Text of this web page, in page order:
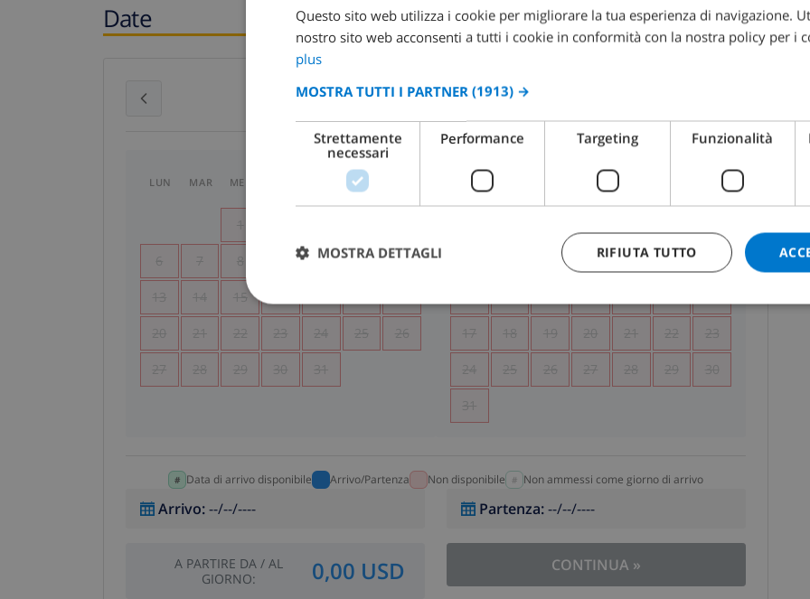
Date
luglio 2026 agosto 2026
LUN MAR MER SAB
1
6 7 8 10 11 12
13 14 15
20 21 22 23 24 25 26
27 28 29 30 31
LUN GIO DOM
7 8
17 18 19 20 21 22 23
24 25 26 27 28 29 30
31
Data di arrivo disponibile Arrivo/Partenza Non disponibile Non ammessi come giorno di arrivo
Arrivo:--/--/---- Partenza:--/--/----
A PARTIRE DA / AL
GIORNO: 0,00 USD CONTINUA »
Questo sito web utilizza i cookie per migliorare la tua esperienza di navigazione.
nostro sito web acconsenti a tutti i cookie in conformità con la nostra policy per i
plus
MOSTRA TUTTI I PARTNER (1913) →
Strettamente
necessari
Performance Targeting Funzionalità
RIFIUTA TUTTO
MOSTRA DETTAGLI